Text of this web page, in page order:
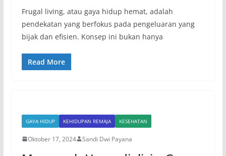
Frugal living, atau gaya hidup hemat, adalah
pendekatan yang berfokus pada pengeluaran yang
bijak dan efisien. Konsep ini bukan hanya
Read More
GAYA HIDUP KEHIDUPAN REMAJA KESEHATAN
Oktober 17, 2024 Sandi Dwi Payana